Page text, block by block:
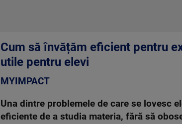
Cum să învățăm eficient pentru
utile pentru elevi
MYIMPACT
Una dintre problemele de care se lovesc
eficiente de a studia materia, fără să